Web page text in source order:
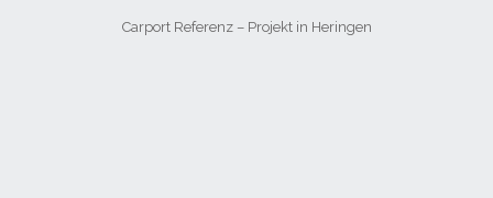
Carport Referenz – Projekt in Heringen